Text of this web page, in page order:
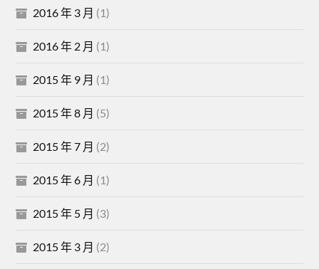
2016 年 3 月 (1)
2016 年 2 月 (1)
2015 年 9 月 (1)
2015 年 8 月 (5)
2015 年 7 月 (2)
2015 年 6 月 (1)
2015 年 5 月 (3)
2015 年 3 月 (2)